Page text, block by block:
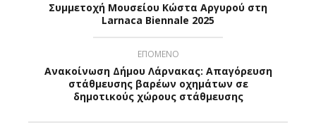
Συμμετοχή Μουσείου Κώστα Αργυρού στη
Larnaca Biennale 2025
ΕΠΟΜΕΝΟ
Ανακοίνωση Δήμου Λάρνακας: Απαγόρευση
στάθμευσης βαρέων οχημάτων σε
δημοτικούς χώρους στάθμευσης